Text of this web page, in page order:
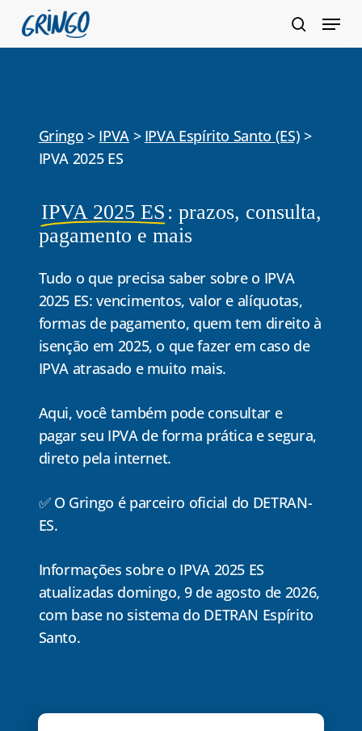
Pular
para
Menu
Gringo > IPVA> IPVA Espírito Santo (ES) >
IPVA 2025 ES
IPVA 2025 ES : prazos, consulta,
pagamento e mais
Tudo o que precisa saber sobre o IPVA
2025 ES: vencimentos, valor e alíquotas,
formas de pagamento, quem tem direito à
isenção em 2025, o que fazer em caso de
IPVA atrasado e muito mais.
Aqui,você também pode consultar e
pagar seu IPVA de forma prática e segura,
direto pela internet.
✅O Gringo é parceiro oficial do DETRAN-
ES.
Informações sobre o IPVA 2025 ES
atualizadas domingo, 9 de agosto de 2026,
com base no sistema do DETRAN Espírito
Santo.